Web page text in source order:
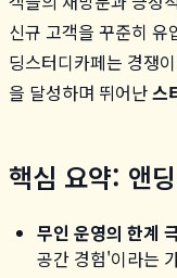
신규 고객을 꾸준히 유
딩스터디카페는 경쟁
을 달성하며 뛰어난스
핵심 요약: 앤
무인 운영의 한계
공간 경험'이라는